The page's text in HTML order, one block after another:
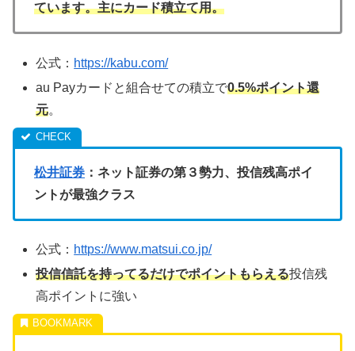
ています。主にカード積立て用。
公式： https://kabu.com/
au Payカードと組合せての積立で0.5%ポイント還
元。
松井証券 ：ネット証券の第３勢力、投信残高ポイ
ントが最強クラス
公式： https://www.matsui.co.jp/
投信信託を持ってるだけでポイントもらえる投信残
高ポイントに強い